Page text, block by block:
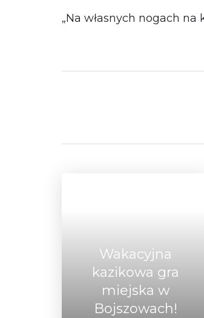
„Na własnych nogach
Wakacyjna
kazikowa gra
miejska w
Bojszowach!